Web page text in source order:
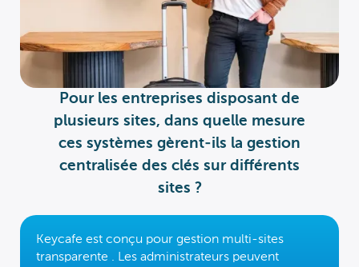
Pour les entreprises disposant de
plusieurs sites, dans quelle mesure
ces systèmes gèrent-ils la gestion
centralisée des clés sur différents
sites ?
Keycafe est conçu pour gestion multi-sites
transparente . Les administrateurs peuvent